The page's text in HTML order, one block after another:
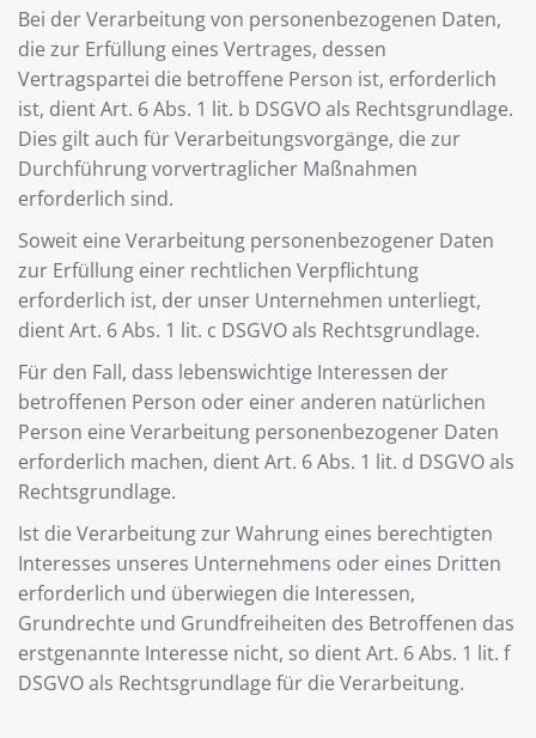
Bei der Verarbeitung von personenbezogenen Daten,
die zur Erfüllung eines Vertrages, dessen
Vertragspartei die betroffene Person ist, erforderlich
ist, dient Art. 6 Abs. 1 lit. b DSGVO als Rechtsgrundlage.
Dies gilt auch für Verarbeitungsvorgänge, die zur
Durchführung vorvertraglicher Maßnahmen
erforderlich sind.
Soweit eine Verarbeitung personenbezogener Daten
zur Erfüllung einer rechtlichen Verpflichtung
erforderlich ist, der unser Unternehmen unterliegt,
dient Art. 6 Abs. 1 lit. c DSGVO als Rechtsgrundlage.
Für den Fall, dass lebenswichtige Interessen der
betroffenen Person oder einer anderen natürlichen
Person eine Verarbeitung personenbezogener Daten
erforderlich machen, dient Art. 6 Abs. 1 lit. d DSGVO als
Rechtsgrundlage.
Ist die Verarbeitung zur Wahrung eines berechtigten
Interesses unseres Unternehmens oder eines Dritten
erforderlich und überwiegen die Interessen,
Grundrechte und Grundfreiheiten des Betroffenen das
erstgenannte Interesse nicht, so dient Art. 6 Abs. 1 lit. f
DSGVO als Rechtsgrundlage für die Verarbeitung.